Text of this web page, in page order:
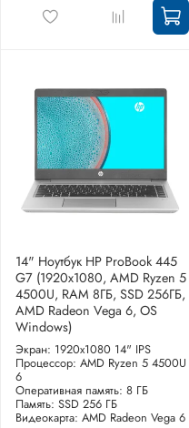
14" Ноутбук HP ProBook 445
G7 (1920x1080, AMD Ryzen 5
4500U, RAM 8ГБ, SSD 256ГБ,
AMD Radeon Vega 6, OS
Windows)
Экран: 1920x1080 14" IPS
Процессор: AMD Ryzen 5 4500U
6
Оперативная память: 8 ГБ
Память: SSD 256 ГБ
Видеокарта: AMD Radeon Vega 6